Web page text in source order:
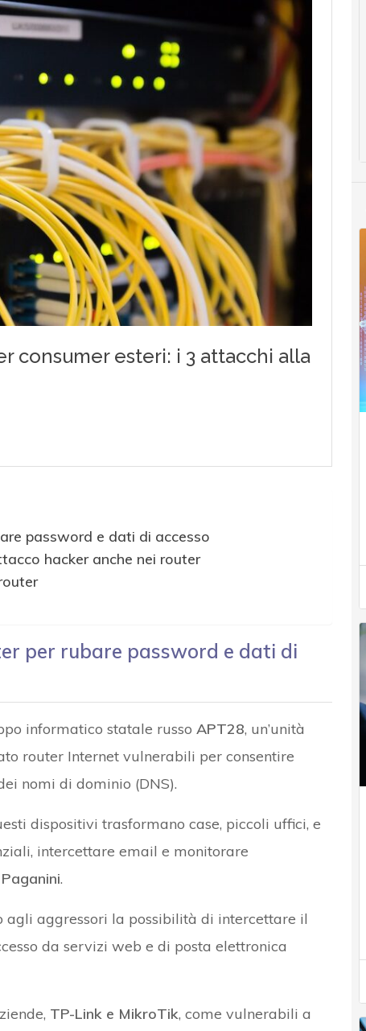
password e dati di accesso
hacker anche nei router
per rubare password e dati di
informatico statale russo APT28, un’unità
router Internet vulnerabili per consentire
nomi di dominio (DNS).
dispositivi trasformano case, piccoli uffici, e
intercettare email e monitorare
Paganini.
aggressori la possibilità di intercettare il
da servizi web e di posta elettronica
TP-Link e MikroTik, come vulnerabili a